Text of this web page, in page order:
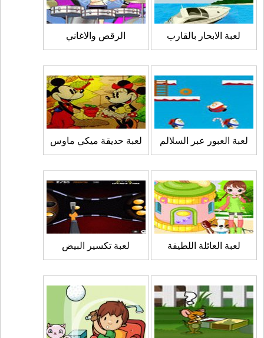
لعبة الابحار بالقارب الرقص والاغاني
لعبة العبور عبر السلالم لعبة حديقة ميكي ماوس
لعبة العائلة اللطيفة لعبة تكسير البيض